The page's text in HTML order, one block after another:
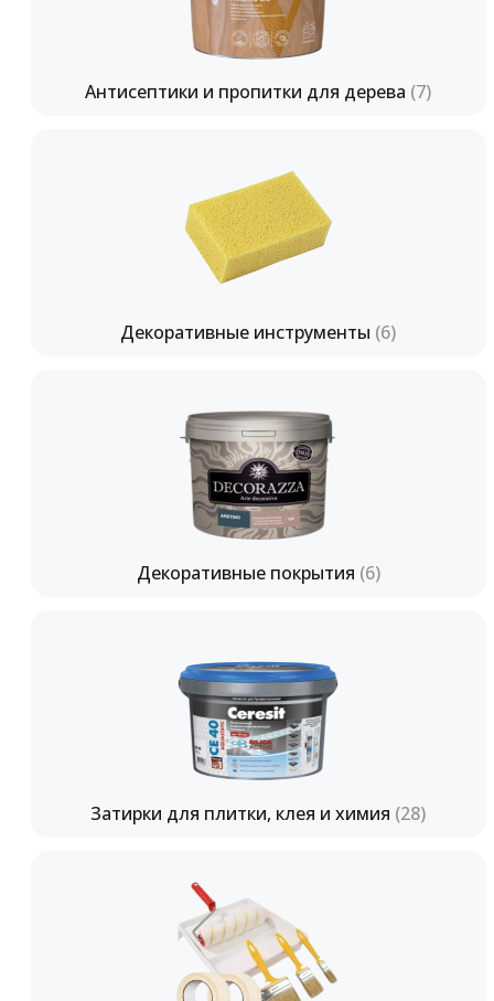
Антисептики и пропитки для дерева (7)
Декоративные инструменты (6)
Декоративные покрытия (6)
Затирки для плитки, клея и химия (28)